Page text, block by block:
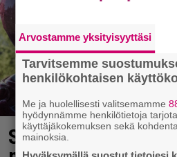
Scifihetki:
Arvostamme yksityisyyttäsi
Tarvitsemme
henkilökohtaisen
Me ja huolellisesti valitsemamme
hyödynnämme henkilötietoja
käyttäjäkokemuksen sekä
mainoksia.